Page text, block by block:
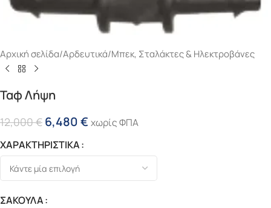
Αρχική σελίδα/Αρδευτικά/Μπεκ, Σταλάκτες & Ηλεκτροβάνες
Ταφ Λήψη
12,000€ 6,480€ χωρίς ΦΠΑ
ΧΑΡΑΚΤΗΡΙΣΤΙΚΑ
ΣΑΚΟΥΛΑ